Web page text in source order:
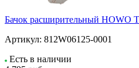
Бачок расширительный HOWO
Артикул: 812W06125-0001
Есть в наличии